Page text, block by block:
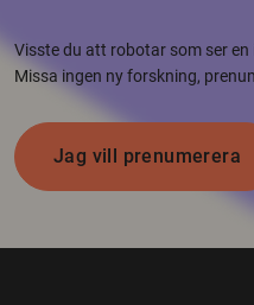
Visste du att robotar som ser
Missa ingen ny forskning,
Jag vill prenumerera